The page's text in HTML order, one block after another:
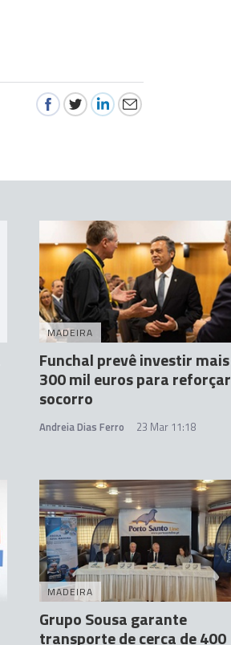
MADEIRA
Funchal prevê investir mais
300 mil euros para reforçar
socorro
Andreia Dias Ferro 23 Mar 11:18
MADEIRA
Grupo Sousa garante
transporte de cerca de 400